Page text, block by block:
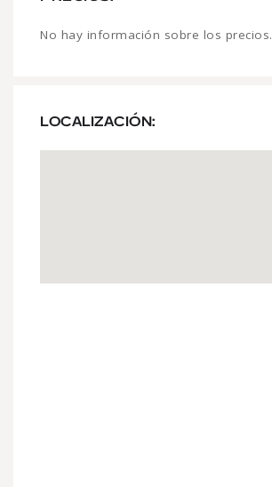
No hay información sobre los precios.
LOCALIZACIÓN: